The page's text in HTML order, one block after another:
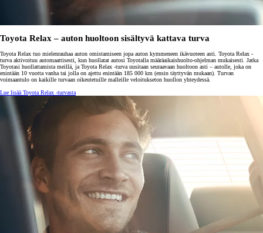
Toyota Relax – auton huoltoon sisältyvä kattava turva
Toyota Relax tuo mielenrauhaa auton omistamiseen jopa auton kymmeneen ikävuoteen asti. Toyota Relax -
turva aktivoituu automaattisesti, kun huollatat autosi Toyotalla määräaikaishuolto-ohjelman mukaisesti. Jatka
Toyotasi huollattamista meillä, ja Toyota Relax -turva uusitaan seuraavaan huoltoon asti – autolle, joka on
enintään 10 vuotta vanha tai jolla on ajettu enintään 185 000 km (ensin täyttyvän mukaan). Turvan
voimaantulo on kaikille turvaan oikeutetuille malleille veloitukseton huollon yhteydessä.
Lue lisää Toyota Relax -turvasta